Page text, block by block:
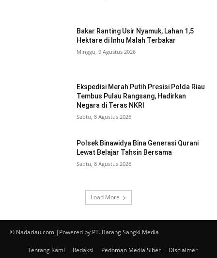
Bakar Ranting Usir Nyamuk, Lahan 1,5
Hektare di Inhu Malah Terbakar
Minggu, 9 Agustus 2026
Ekspedisi Merah Putih Presisi Polda Riau
Tembus Pulau Rangsang, Hadirkan
Negara di Teras NKRI
Sabtu, 8 Agustus 2026
Polsek Binawidya Bina Generasi Qurani
Lewat Belajar Tahsin Bersama
Sabtu, 8 Agustus 2026
Load More
© Nadariau.com |Powered by PT. Batang Sangki Media
Tentang Kami Redaksi Pedoman Media Siber Disclaimer